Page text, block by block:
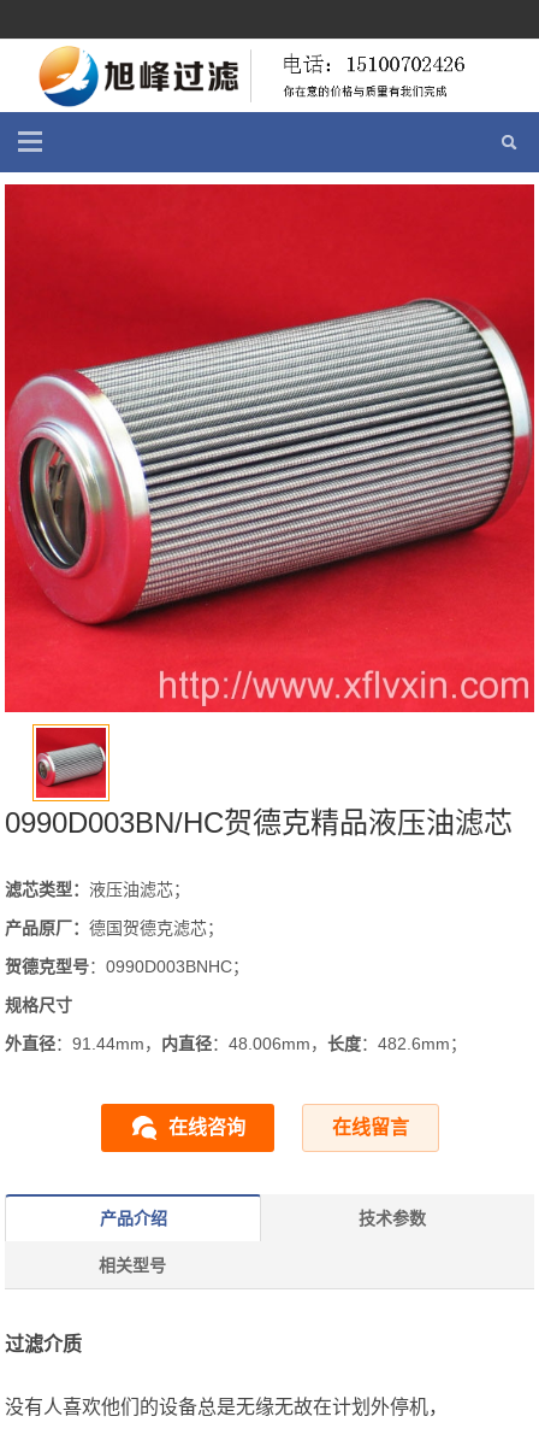
0990D003BN/HC贺德克精品液压油滤芯
滤芯类型：液压油滤芯；
产品原厂：德国贺德克滤芯；
贺德克型号：0990D003BNHC；
规格尺寸
外直径：91.44mm， 内直径：48.006mm，长度：482.6mm；
在线咨询 在线留言
产品介绍 技术参数
相关型号
过滤介质
没有人喜欢他们的设备总是无缘无故在计划外停机，